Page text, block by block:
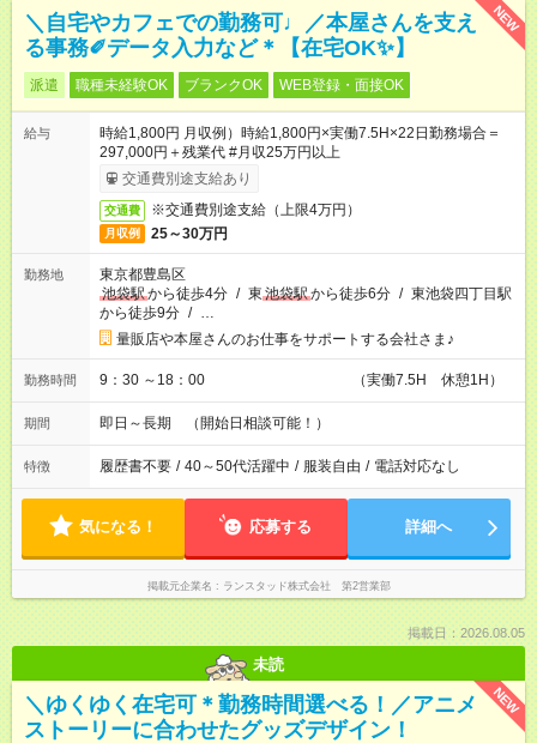
NEW
＼自宅やカフェでの勤務可♩／本屋さんを支え
る事務✐データ入力など＊【在宅OK✨】
派遣 職種未経験OK ブランクOK WEB登録・面接OK
給与
時給1,800円 月収例）時給1,800円×実働7.5H×22日勤務場合＝
297,000円＋残業代 #月収25万円以上
交通費別途支給あり
交通費 ※交通費別途支給（上限4万円）
月収例 25～30万円
勤務地
東京都豊島区
池袋駅から徒歩4分 / 東 池袋駅から徒歩6分 / 東池袋四丁目駅
から徒歩9分 / …
量販店や本屋さんのお仕事をサポートする会社さま♪
勤務時間 9：30 ～18：00 （実働7.5H 休憩1H）
期間 即日～長期 （開始日相談可能！）
特徴 履歴書不要 / 40～50代活躍中 / 服装自由 / 電話対応なし
気になる！ 応募する 詳細へ
掲載元企業名 ランスタッド株式会社 第2営業部
掲載日：2026.08.05
未読
NEW
＼ゆくゆく在宅可＊勤務時間選べる！／アニメ
ストーリーに合わせたグッズデザイン！